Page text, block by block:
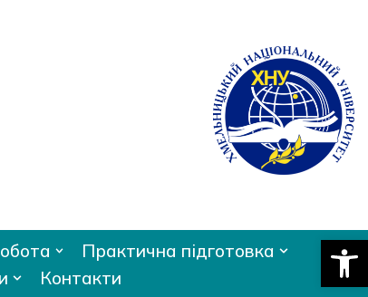
Практична підготовка
Контакти